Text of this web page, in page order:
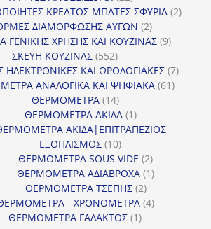
προϊόντα
ΚΡΕΑΤΟΣ ΜΠΑΤΕΣ ΣΦΥΡΙΑ 22
ΔΙΑΜΟΡΦΩΣΗΣ ΑΥΓΩΝ 22
προϊόντα
ΓΕΝΙΚΗΣ ΧΡΗΣΗΣ ΚΑΙ ΚΟΥΖΙΝΑΣ 99
ΣΚΕΥΗ ΚΟΥΖΙΝΑΣ 552552
προϊόντα
ΗΛΕΚΤΡΟΝΙΚΕΣ ΚΑΙ ΩΡΟΛΟΓΙΑΚΕΣ 77
ΑΝΑΛΟΓΙΚΑ ΚΑΙ ΨΗΦΙΑΚΑ 6161
ΘΕΡΜΟΜΕΤΡΑ 1414
προϊόντα
ΘΕΡΜΟΜΕΤΡΑ ΑΚΙΔΑ 11
προϊόν
ΑΚΙΔΑ|ΕΠΙΤΡΑΠΕΖΙΟΣ
ΕΞΟΠΛΙΣΜΟΣ 1010
προϊόντα
ΘΕΡΜΟΜΕΤΡΑ SOUS VIDE 22
προϊόντα
ΘΕΡΜΟΜΕΤΡΑ ΑΔΙΑΒΡΟΧΑ 11
ΘΕΡΜΟΜΕΤΡΑ ΤΣΕΠΗΣ 22
προϊόντα
- ΧΡΟΝΟΜΕΤΡΑ 44
ΘΕΡΜΟΜΕΤΡΑ ΓΑΛΑΚΤΟΣ 11